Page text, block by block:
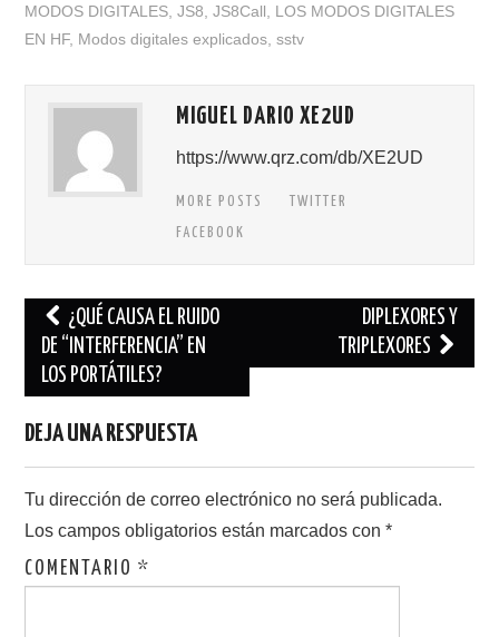
MODOS DIGITALES ,JS8 ,JS8Call
LOS MODOS DIGITALES
EN HF, Modos digitales explicados ,sstv
MIGUEL DARIO XE2UD
https://www.qrz.com/db/XE2UD
MORE POSTS
TWITTER
FACEBOOK
Navegación
de
entradas
¿QUÉ CAUSA EL RUIDO
DE “INTERFERENCIA” EN
LOS PORTÁTILES?
DIPLEXORES Y
TRIPLEXORES
DEJA UNA RESPUESTA
Tu dirección de correo electrónico no será publicada.
Los campos obligatorios están marcados con*
COMENTARIO*